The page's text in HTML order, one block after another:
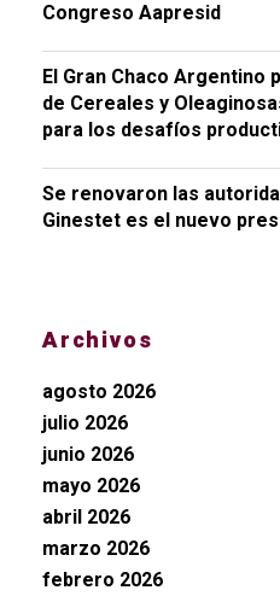
Congreso Aapresid
El Gran Chaco Argentino
de Cereales y
para los desafíos
Se renovaron las
Ginestet es el nuevo
Archivos
agosto 2026
julio 2026
junio 2026
mayo 2026
abril 2026
marzo 2026
febrero 2026